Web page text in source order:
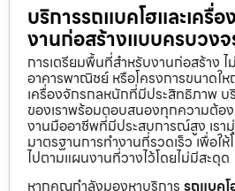
บริการรถแบคโฮและเครื่
งานก่อสร้างแบบครบวง
การเตรียมพื้นที่สำหรับงานก่อสร้าง ไ
อาคารพาณิชย์ หรือโครงการขนาดใ
เครื่องจักรกลหนักที่มีประสิทธิภาพ บ
ของเราพร้อมตอบสนองทุกความต้อ
งานมืออาชีพที่มีประสบการณ์สูง เรา
มาตรฐานการทำงานที่รวดเร็ว เพื่อใ
ไปตามแผนงานที่วางไว้โดยไม่มีสะดุด
หากคุณกำลังมองหาบริการ รถแบคโ